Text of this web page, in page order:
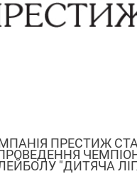
ПРЕСТИЖ
"ДИТЯЧА